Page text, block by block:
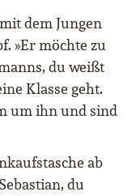
dem Jungen
»Er möchte zu
du weißt
Klasse geht.
um ihn und sind
ab
du